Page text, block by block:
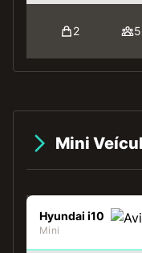
2 5
Mini
Hyundai i10
Mini